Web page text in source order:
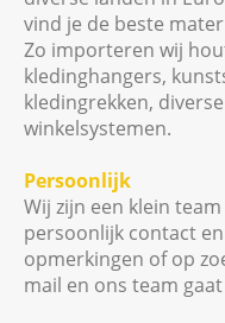
vind je de beste
Zo importeren wij
kledinghangers,
kledingrekken,
winkelsystemen.
Persoonlijk
Wij zijn een klein
persoonlijk contact
opmerkingen of op
mail en ons team